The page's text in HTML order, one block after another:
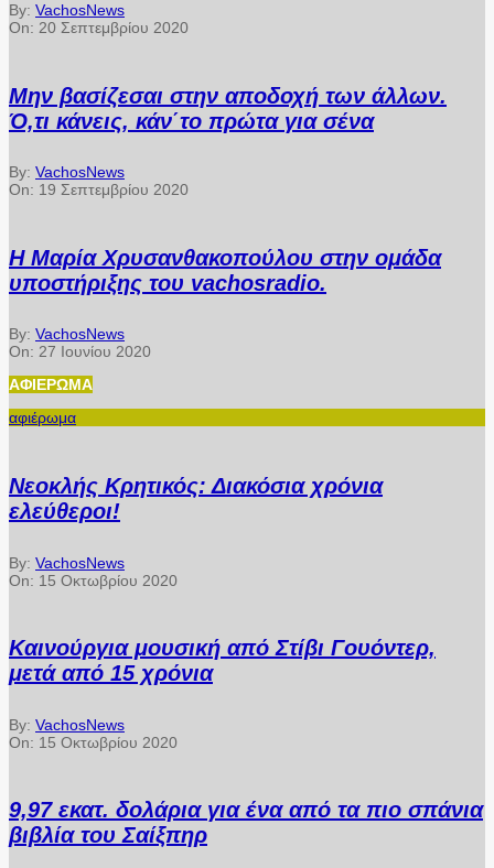
By: VachosNews
On: 20 Σεπτεμβρίου 2020
Μην βασίζεσαι στην αποδοχή των άλλων.
Ό,τι κάνεις, κάν΄το πρώτα για σένα
By: VachosNews
On: 19 Σεπτεμβρίου 2020
Η Μαρία Χρυσανθακοπούλου στην ομάδα
υποστήριξης του vachosradio.
By: VachosNews
On: 27 Ιουνίου 2020
ΑΦΙΈΡΩΜΑ
αφιέρωμα
Νεοκλής Κρητικός: Διακόσια χρόνια
ελεύθεροι!
By: VachosNews
On: 15 Οκτωβρίου 2020
Καινούργια μουσική από Στίβι Γουόντερ,
μετά από 15 χρόνια
By: VachosNews
On: 15 Οκτωβρίου 2020
9,97 εκατ. δολάρια για ένα από τα πιο σπάνια
βιβλία του Σαίξπηρ